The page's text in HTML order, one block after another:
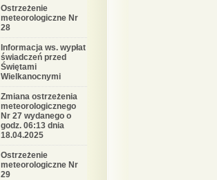
Ostrzeżenie
meteorologiczne Nr
28
Informacja ws. wypłat
świadczeń przed
Świętami
Wielkanocnymi
Zmiana ostrzeżenia
meteorologicznego
Nr 27 wydanego o
godz. 06:13 dnia
18.04.2025
Ostrzeżenie
meteorologiczne Nr
29